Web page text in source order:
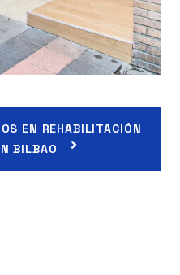
EN REHABILITACIÓN
BILBAO